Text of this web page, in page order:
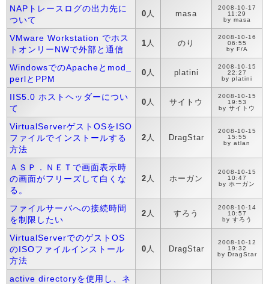
NAPトレースログの出力先に
ついて
0 人 masa
2008-10-17
11:29
by masa
VMware Workstation でホス
トオンリーNWで外部と通信
1 人 のり
2008-10-16
06:55
by F/A
WindowsでのApacheとmod_
perlとPPM
0 人 platini
2008-10-15
22:27
by platini
IIS5.0 ホストヘッダーについ
て
0 人 サイトウ
2008-10-15
19:53
by サイトウ
VirtualServerゲストOSをISO
ファイルでインストールする
方法
2 人 DragStar
2008-10-15
15:55
by atlan
ＡＳＰ．ＮＥＴで画面表示時
の画面がフリーズして白くな
る。
2 人 ホーガン
2008-10-15
10:47
by ホーガン
ファイルサーバへの接続時間
を制限したい
2 人 すろう
2008-10-14
10:57
by すろう
VirtualServerでのゲストOS
のISOファイルインストール
方法
0 人 DragStar
2008-10-12
19:32
by DragStar
active directoryを使用し、ネ